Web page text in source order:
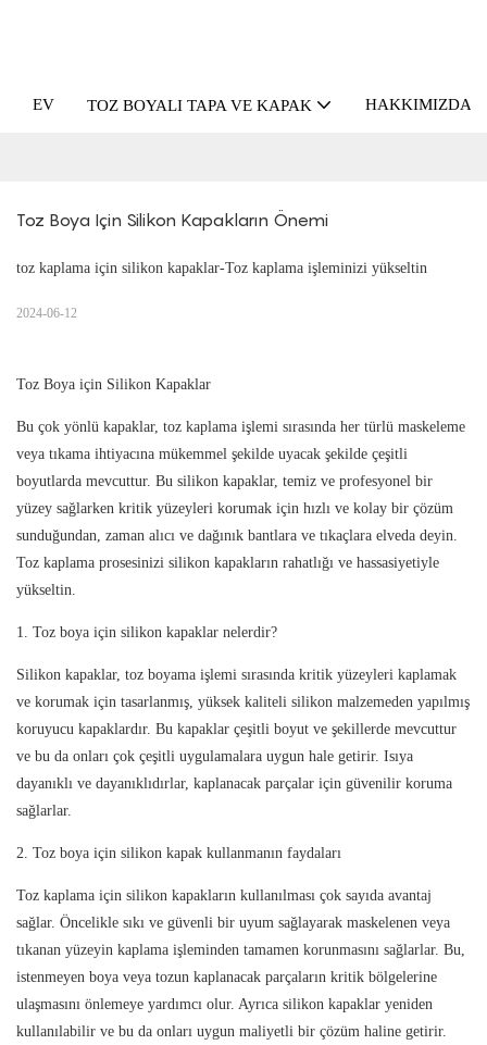
EV TOZ BOYALI TAPA VE KAPAK HAKKIMIZDA
Toz Boya Için Silikon Kapakların Önemi
toz kaplama için silikon kapaklar-Toz kaplama işleminizi yükseltin
2024-06-12
Toz Boya için Silikon Kapaklar
Bu çok yönlü kapaklar, toz kaplama işlemi sırasında her türlü maskeleme
veya tıkama ihtiyacına mükemmel şekilde uyacak şekilde çeşitli
boyutlarda mevcuttur. Bu silikon kapaklar, temiz ve profesyonel bir
yüzey sağlarken kritik yüzeyleri korumak için hızlı ve kolay bir çözüm
sunduğundan, zaman alıcı ve dağınık bantlara ve tıkaçlara elveda deyin.
Toz kaplama prosesinizi silikon kapakların rahatlığı ve hassasiyetiyle
yükseltin.
1. Toz boya için silikon kapaklar nelerdir?
Silikon kapaklar, toz boyama işlemi sırasında kritik yüzeyleri kaplamak
ve korumak için tasarlanmış, yüksek kaliteli silikon malzemeden yapılmış
koruyucu kapaklardır. Bu kapaklar çeşitli boyut ve şekillerde mevcuttur
ve bu da onları çok çeşitli uygulamalara uygun hale getirir. Isıya
dayanıklı ve dayanıklıdırlar, kaplanacak parçalar için güvenilir koruma
sağlarlar.
2. Toz boya için silikon kapak kullanmanın faydaları
Toz kaplama için silikon kapakların kullanılması çok sayıda avantaj
sağlar. Öncelikle sıkı ve güvenli bir uyum sağlayarak maskelenen veya
tıkanan yüzeyin kaplama işleminden tamamen korunmasını sağlarlar. Bu,
istenmeyen boya veya tozun kaplanacak parçaların kritik bölgelerine
ulaşmasını önlemeye yardımcı olur. Ayrıca silikon kapaklar yeniden
kullanılabilir ve bu da onları uygun maliyetli bir çözüm haline getirir.